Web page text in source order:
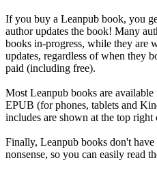
If you buy a Leanpub book, you
author updates the book! Many
books in-progress, while they are
updates, regardless of when they
paid (including free).
Most Leanpub books are
EPUB (for phones, tablets and
includes are shown at the top right
Finally, Leanpub books don't
nonsense, so you can easily read